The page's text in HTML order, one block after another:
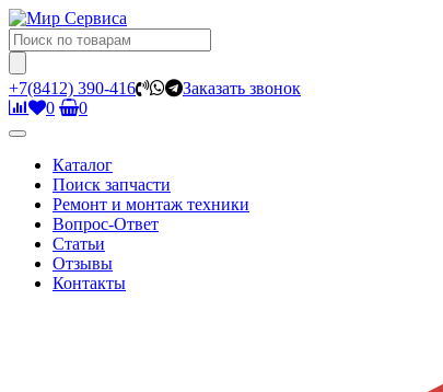
+7(8412) 390-416
Заказать звонок
0
0
Каталог
Поиск запчасти
Ремонт и монтаж техники
Вопрос-Ответ
Статьи
Отзывы
Контакты